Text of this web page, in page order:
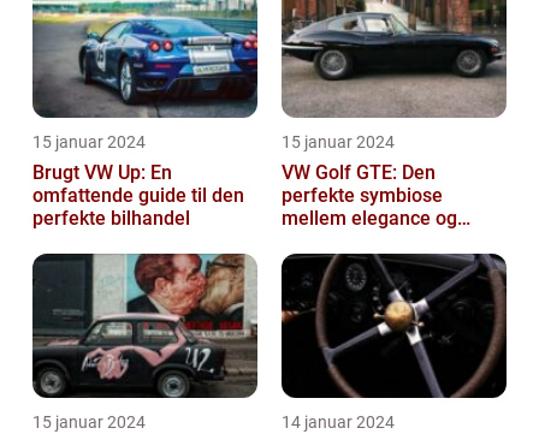
15 januar 2024
Brugt VW Up: En
omfattende guide til den
perfekte bilhandel
15 januar 2024
VW Golf GTE: Den
perfekte symbiose
mellem elegance og
15 januar 2024 14 januar 2024